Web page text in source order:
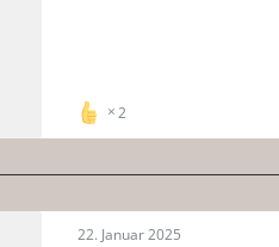
2
22. Januar 2025